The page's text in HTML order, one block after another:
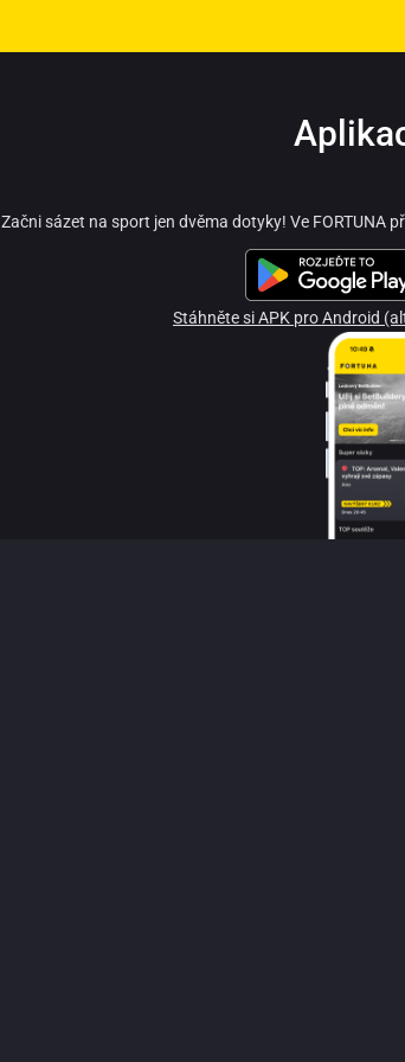
Začni sázet na sport jen dvěma dotyky! Ve FORTUNA
Stáhněte si APK pro Android